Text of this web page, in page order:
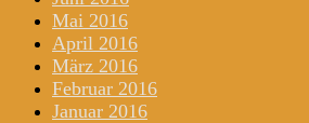
Mai 2016
April 2016
März 2016
Februar 2016
Januar 2016